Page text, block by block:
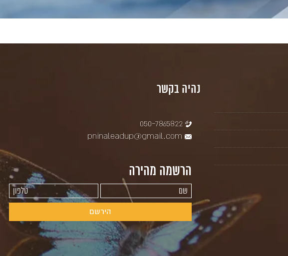
נהיה בקשר
050-7865822
pninaleadup@gmail.com
הרשמה מהירה